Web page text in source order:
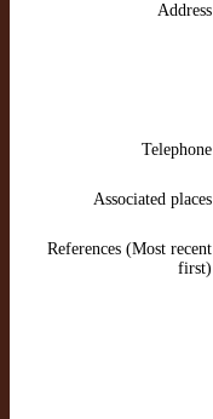
Address
Telephone
Associated places
References (Most recent
first)